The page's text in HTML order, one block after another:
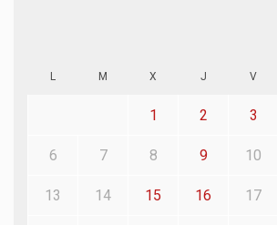
L M X J V
1 2 3
6 7 8 9 10
13 14 15 16 17